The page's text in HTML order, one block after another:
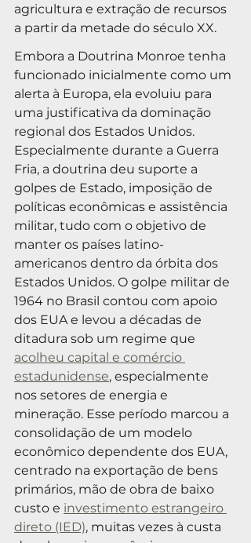
agricultura e extração de recursos
a partir da metade do século XX.
Embora a Doutrina Monroe tenha
funcionado inicialmente como um
alerta à Europa, ela evoluiu para
uma justificativa da dominação
regional dos Estados Unidos.
Especialmente durante a Guerra
Fria, a doutrina deu suporte a
golpes de Estado, imposição de
políticas econômicas e assistência
militar, tudo com o objetivo de
manter os países latino-
americanos dentro da órbita dos
Estados Unidos. O golpe militar de
1964 no Brasil contou com apoio
dos EUA e levou a décadas de
ditadura sob um regime que
acolheu capital e comércio
estadunidense, especialmente
nos setores de energia e
mineração. Esse período marcou a
consolidação de um modelo
econômico dependente dos EUA,
centrado na exportação de bens
primários, mão de obra de baixo
custo e investimento estrangeiro
direto (IED), muitas vezes à custa